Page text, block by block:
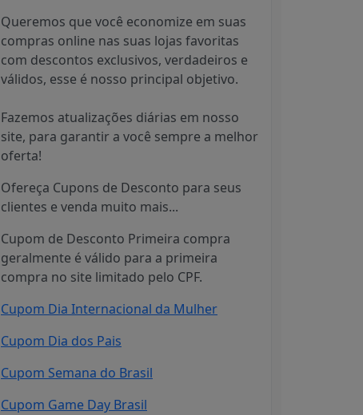
Queremos que você economize em suas
compras online nas suas lojas favoritas
com descontos exclusivos, verdadeiros e
válidos, esse é nosso principal objetivo.
Fazemos atualizações diárias em nosso
site, para garantir a você sempre a melhor
oferta!
Ofereça Cupons de Desconto para seus
clientes e venda muito mais...
Cupom de Desconto Primeira compra
geralmente é válido para a primeira
compra no site limitado pelo CPF.
Cupom Dia Internacional da Mulher
Cupom Dia dos Pais
Cupom Semana do Brasil
Cupom Game Day Brasil